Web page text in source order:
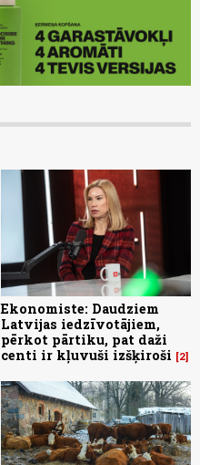
Ekonomiste: Daudziem
Latvijas iedzīvotājiem,
pērkot pārtiku, pat daži
centi ir kļuvuši izšķiroši
2